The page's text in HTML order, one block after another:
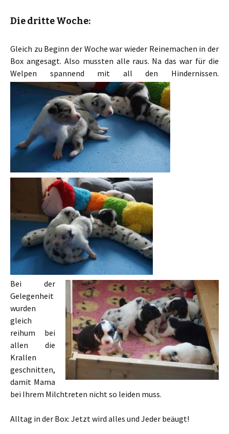
Die dritte Woche:
Gleich zu Beginn der Woche war wieder Reinemachen in der
Box angesagt. Also mussten alle raus. Na das war für die
Welpen spannend mit all den Hindernissen.
Bei der
Gelegenheit
wurden
gleich
reihum bei
allen die
Krallen
geschnitten,
damit Mama
bei Ihrem Milchtreten nicht so leiden muss.
Alltag in der Box: Jetzt wird alles und Jeder beäugt!